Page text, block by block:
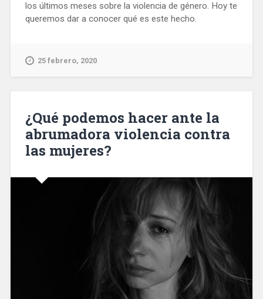
los últimos meses sobre la violencia de género. Hoy te
queremos dar a conocer qué es este hecho.
25 febrero, 2020
¿Qué podemos hacer ante la
abrumadora violencia contra
las mujeres?